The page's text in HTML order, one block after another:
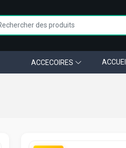
ACCECOIRES ACCUEIL